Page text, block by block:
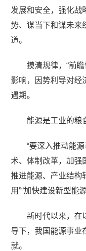
发展和安全，强化战
势、谋当下和谋未来
道。
摸清规律，“前
影响，因势利导对经
遇期。
能源是工业的粮
“要深入推动能
术、体制改革，加强
推进能源、产业结构
用”“加快建设新型能源
新时代以来，在
导下，我国能源事业
就。